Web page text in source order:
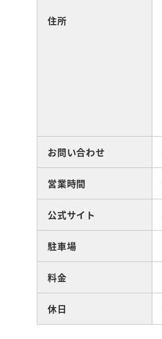
住所
お問い合わせ
営業時間
公式サイト
駐車場
料金
休日